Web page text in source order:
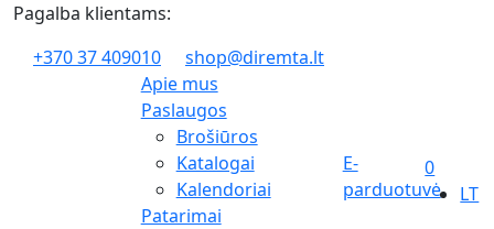
Pagalba klientams:
+370 37 409010
shop@diremta.lt
Apie mus
Paslaugos
Brošiūros
Katalogai
Kalendoriai
Patarimai
E-
parduotuvė
LT